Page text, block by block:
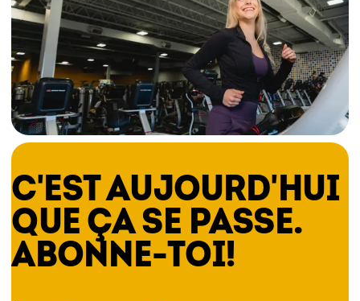
C'EST AUJOURD'HUI
QUE ÇA SE PASSE.
ABONNE-TOI!